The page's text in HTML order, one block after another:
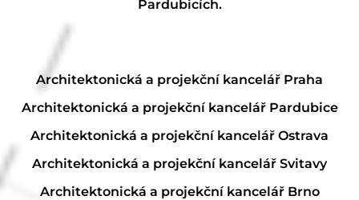
Pardubicích.
Architektonická a projekční kancelář Praha
Architektonická a projekční kancelář Pardubice
Architektonická a projekční kancelář Ostrava
Architektonická a projekční kancelář Svitavy
Architektonická a projekční kancelář Brno